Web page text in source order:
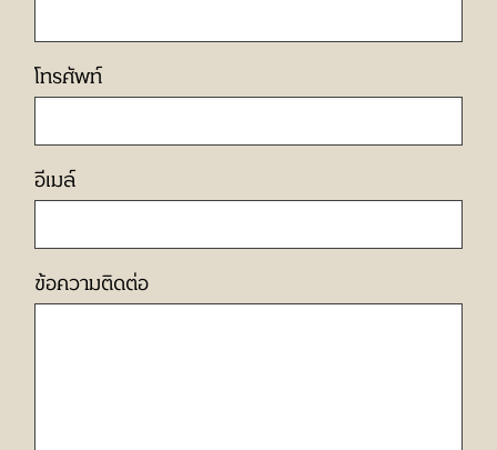
โทรศัพท์
อีเมล์
ข้อความติดต่อ